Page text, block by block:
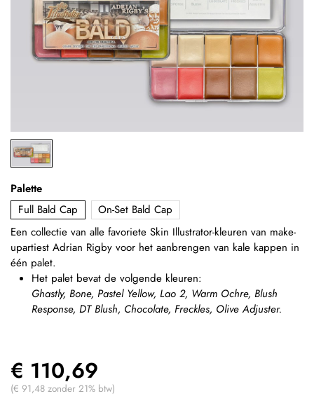
Palette
Full Bald Cap
On-Set Bald Cap
Een collectie van alle favoriete Skin Illustrator-kleuren van make-
upartiest Adrian Rigby voor het aanbrengen van kale kappen in
één palet.
Het palet bevat de volgende kleuren:
Ghastly, Bone, Pastel Yellow, Lao 2, Warm Ochre, Blush
Response, DT Blush, Chocolate, Freckles, Olive Adjuster.
€ 110,69
(€ 91,48 zonder 21% btw)